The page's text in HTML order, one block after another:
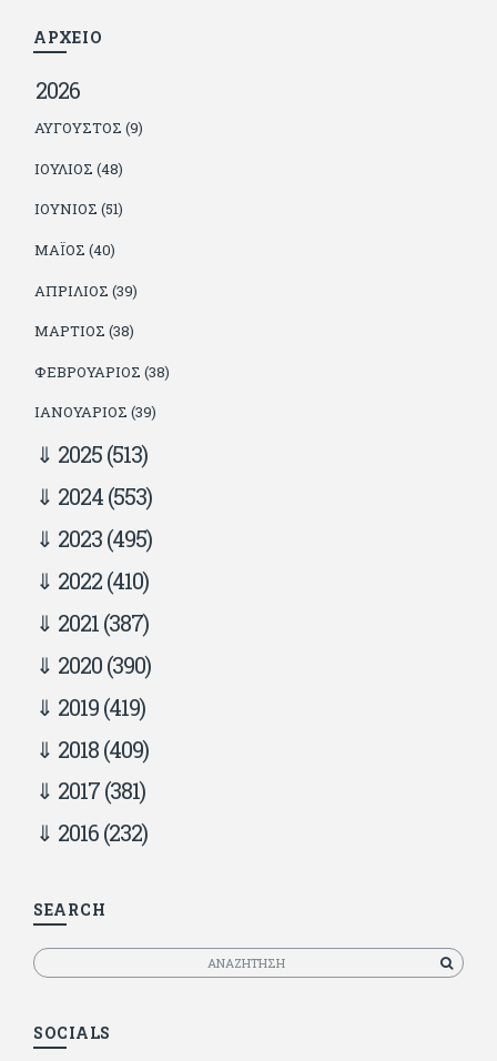
ΑΡΧΕΙΟ
2026
ΑΎΓΟΥΣΤΟΣ (9)
ΙΟΎΛΙΟΣ (48)
ΙΟΎΝΙΟΣ (51)
ΜΆΙΟΣ (40)
ΑΠΡΊΛΙΟΣ (39)
ΜΆΡΤΙΟΣ (38)
ΦΕΒΡΟΥΆΡΙΟΣ (38)
ΙΑΝΟΥΆΡΙΟΣ (39)
2025(513)
2024(553)
2023(495)
2022(410)
2021(387)
2020(390)
2019(419)
2018(409)
2017(381)
2016(232)
SEARCH
Αναζητηση
SOCIALS